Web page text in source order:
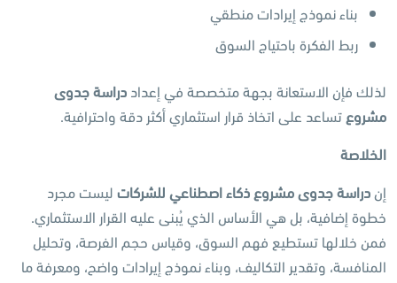
بناء نموذج إيرادات منطقي
ربط الفكرة باحتياج السوق
لذلك فإن الاستعانة بجهة متخصصة في إعداد دراسة جدوى
مشروع تساعد على اتخاذ قرار استثماري أكثر دقة واحترافية.
الخلاصة
إن دراسة جدوى مشروع ذكاء اصطناعي للشركات ليست مجرد
خطوة إضافية، بل هي الأساس الذي يُبنى عليه القرار الاستثماري.
فمن خلالها تستطيع فهم السوق، وقياس حجم الفرصة، وتحليل
المنافسة، وتقدير التكاليف، وبناء نموذج إيرادات واضح، ومعرفة ما